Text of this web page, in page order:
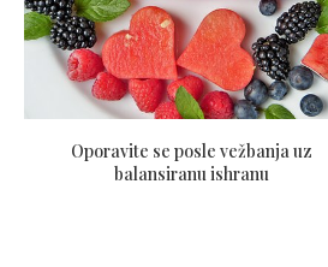
Oporavite se posle vežbanja uz
balansiranu ishranu